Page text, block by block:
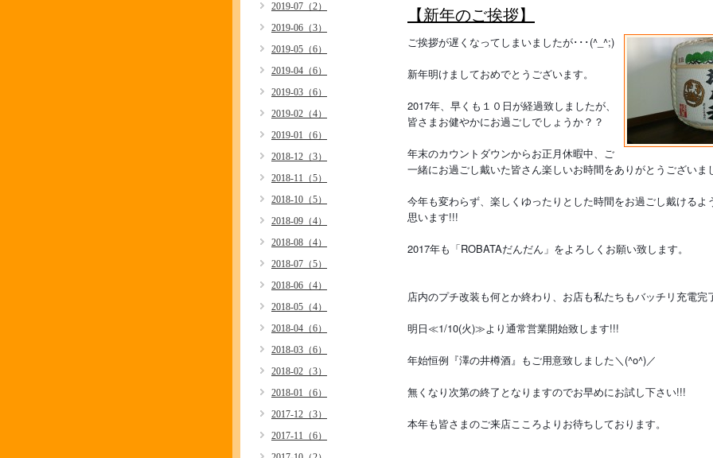
【新年のご挨拶】
ご挨拶が遅くなってしまいましたが･･･(^_^;)
新年明けましておめでとうございます。
2017年、早くも１０日が経過致しましたが、
皆さまお健やかにお過ごしでしょうか？？
年末のカウントダウンからお正月休暇中、ご
一緒にお過ごし戴いた皆さん楽しいお時間をありがとうござい
今年も変わらず、楽しくゆったりとした時間をお過ごし戴けるよ
思います!!!
2017年も「ROBATAだんだん」をよろしくお願い致します。
店内のプチ改装も何とか終わり、お店も私たちもバッチリ充電完
明日≪1/10(火)≫より通常営業開始致します!!!
年始恒例『澤の井樽酒』もご用意致しました＼(^o^)／
無くなり次第の終了となりますのでお早めにお試し下さい!!!
本年も皆さまのご来店こころよりお待ちしております。
2019-07（2）
2019-06（3）
2019-05（6）
2019-04（6）
2019-03（6）
2019-02（4）
2019-01（6）
2018-12（3）
2018-11（5）
2018-10（5）
2018-09（4）
2018-08（4）
2018-07（5）
2018-06（4）
2018-05（4）
2018-04（6）
2018-03（6）
2018-02（3）
2018-01（6）
2017-12（3）
2017-11（6）